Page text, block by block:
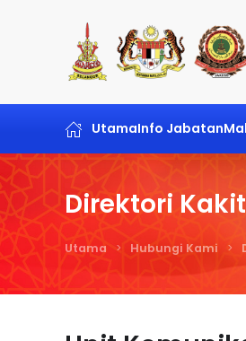
Skip to main content
UtamaInfo Jabatan
Direktori
Utama Hubungi Kami